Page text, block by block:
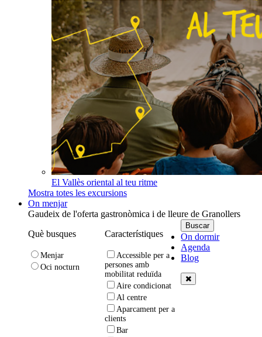
El Vallès oriental al teu ritme
Mostra totes les excursions
On menjar
Gaudeix de l'oferta gastronòmica i de lleure de Granollers
Què busques
Menjar
Oci nocturn
Característiques
Accessible per a
persones amb
mobilitat reduïda
Aire condicionat
Al centre
Aparcament per a
clients
Bar
On dormir
Agenda
Blog